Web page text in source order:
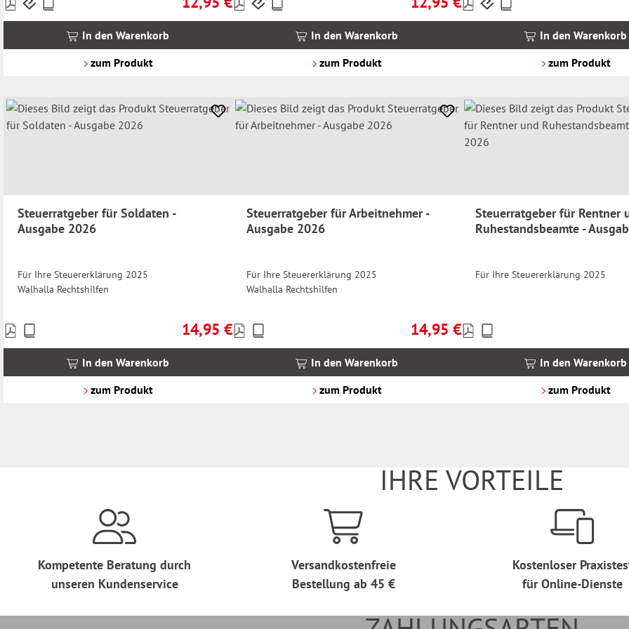
inkl.
In den Warenkorb
zum Produkt
inkl.
In den Warenkorb
zum Produkt
inkl.
In den Warenkorb
zum Produkt
Steuerratgeber für Soldaten -
Ausgabe 2026
Für Ihre Steuererklärung 2025
Walhalla Rechtshilfen
Regulärer Preis:
14,95 €
Preise
inkl.
In den Warenkorb
zum Produkt
Steuerratgeber für Arbeitnehmer -
Ausgabe 2026
Für Ihre Steuererklärung 2025
Walhalla Rechtshilfen
Regulärer Preis:
14,95 €
Preise
inkl.
In den Warenkorb
zum Produkt
Steuerratgeber für Rentner
Ruhestandsbeamte -
Für Ihre Steuererklärung 2025
Preise
inkl.
In den Warenkorb
zum Produkt
IHRE VORTEILE
Kompetente Beratung durch
unseren Kundenservice
Versandkostenfreie
Bestellung ab 45 €
Kostenloser
für Online-Dienste